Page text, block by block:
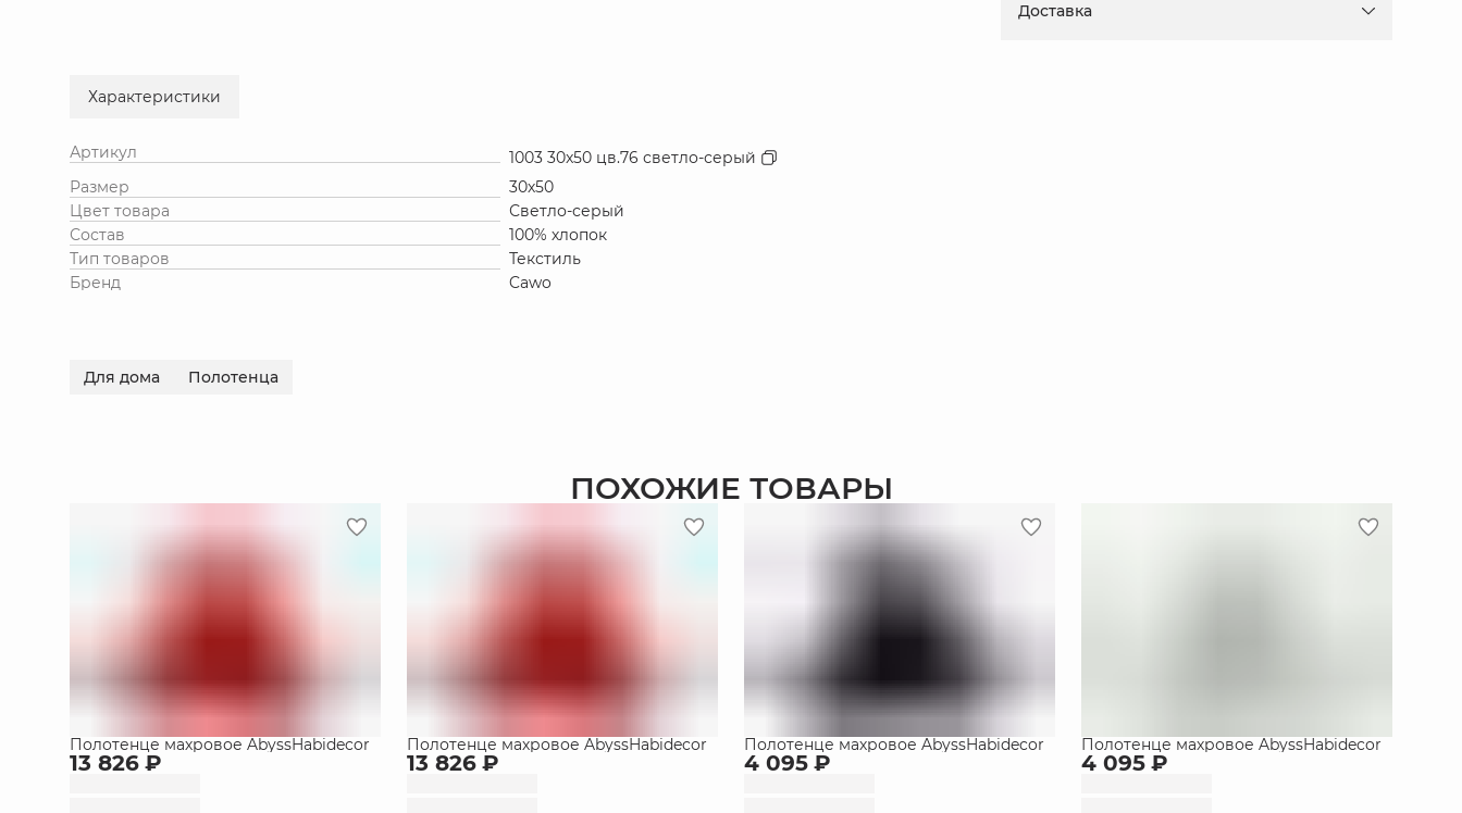
Доставка
Характеристики
Артикул
1003 30x50 цв.76 светло-серый
Размер
30х50
Цвет товара
Светло-серый
Состав
100% хлопок
Тип товаров
Текстиль
Бренд
Cawo
Для дома Полотенца
ПОХОЖИЕ ТОВАРЫ
Полотенце махровое AbyssHabidecor
13 826 ₽
Полотенце махровое AbyssHabidecor
13 826 ₽
Полотенце махровое AbyssHabidecor
4 095 ₽
Полотенце махровое AbyssHabidecor
4 095 ₽